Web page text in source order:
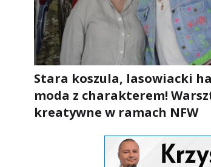
Stara koszula, lasowiacki
moda z charakterem!
kreatywne w ramach NFW